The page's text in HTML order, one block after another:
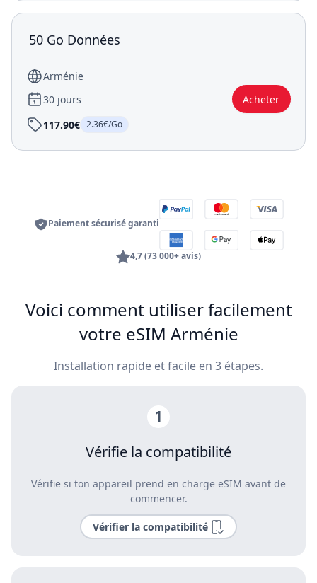
50 Go Données
Arménie
30 jours
Acheter
117.90€ 2.36€/Go
Paiement sécurisé garanti
4,7 (73 000+ avis)
Voici comment utiliser facilement
votre eSIM Arménie
Installation rapide et facile en 3 étapes.
Vérifie la compatibilité
Vérifie si ton appareil prend en charge eSIM avant de
commencer.
Vérifier la compatibilité